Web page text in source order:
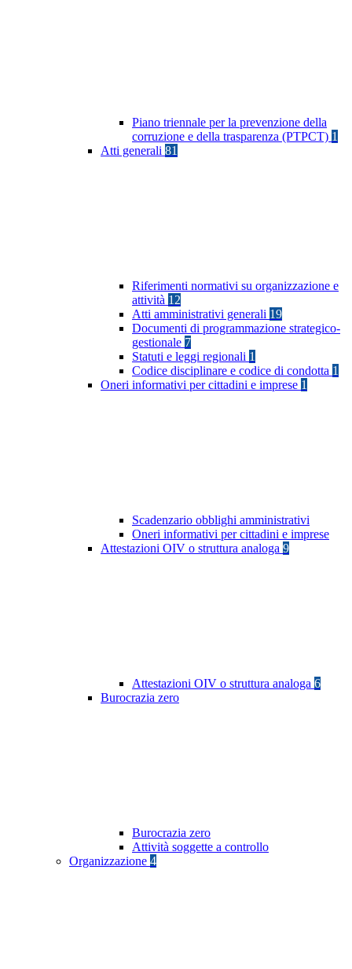
Piano triennale per la prevenzione della
corruzione e della trasparenza (PTPCT) 1
Atti generali 81
Riferimenti normativi su organizzazione e
attività 12
Atti amministrativi generali 19
Documenti di programmazione strategico-
gestionale 7
Statuti e leggi regionali 1
Codice disciplinare e codice di condotta 1
Oneri informativi per cittadini e imprese 1
Scadenzario obblighi amministrativi
Oneri informativi per cittadini e imprese
Attestazioni OIV o struttura analoga 9
Attestazioni OIV o struttura analoga 6
Burocrazia zero
Burocrazia zero
Attività soggette a controllo
Organizzazione 4